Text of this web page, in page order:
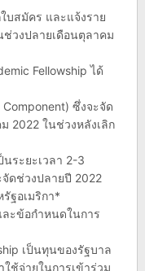
บสมัคร และแจ้งราย
วงปลายเดือนตุลาคม
Fellowship ได้
ซึ่งจะจัด
2022 ในช่วงหลังเลิก
นระยะเวลา 2-3
ดช่วงปลายปี 2022
ฐอเมริกา*
ะข้อกำหนดในการ
เป็นทุนของรัฐบาล
ช้จ่ายในการเข้าร่วม